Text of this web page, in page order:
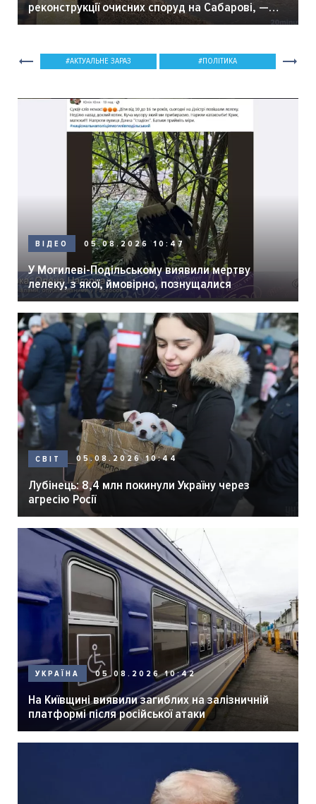
реконструкції очисних споруд на Сабарові, —
мер Вінниці.
АКТУАЛЬНЕ ЗАРАЗ ПОЛІТИКА
ВІДЕО 05.08.2026 10:47
У Могилеві-Подільському виявили мертву
лелеку, з якої, ймовірно, познущалися
СВІТ 05.08.2026 10:44
Лубінець: 8,4 млн покинули Україну через
агресію Росії
УКРАЇНА 05.08.2026 10:42
На Київщині виявили загиблих на залізничній
платформі після російської атаки